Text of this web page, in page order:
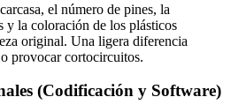
el número de pines, la
y la coloración de los plásticos
original. Una ligera diferencia
provocar cortocircuitos.
(Codificación y Software)